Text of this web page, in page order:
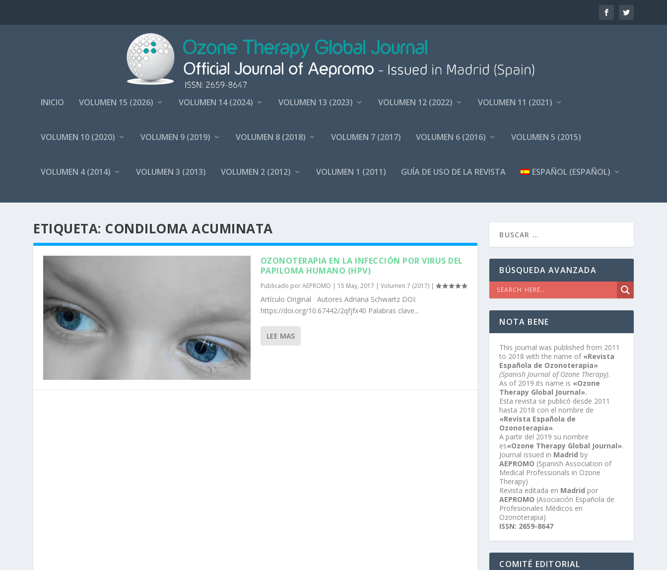
INICIO VOLUMEN 15 (2026) VOLUMEN 14 (2024) VOLUMEN 13 (2023) VOLUMEN 12 (2022) VOLUMEN 11 (2021)
VOLUMEN 10 (2020) VOLUMEN 9 (2019) VOLUMEN 8 (2018) VOLUMEN 7 (2017) VOLUMEN 6 (2016) VOLUMEN 5 (2015)
VOLUMEN 4 (2014) VOLUMEN 3 (2013) VOLUMEN 2 (2012) VOLUMEN 1 (2011) GUÍA DE USO DE LA REVISTA ESPAÑOL (ESPAÑOL)
ETIQUETA: CONDILOMA ACUMINATA
OZONOTERAPIA EN LA INFECCIÓN POR VIRUS DEL
PAPILOMA HUMANO (HPV)
Publicado porAEPROMO | 15 May, 2017 | Volumen 7 (2017)|
Artículo Original Autores Adriana Schwartz DOI:
https://doi.org/10.67442/2qfjfx40 Palabras clave...
LEE MAS
BÚSQUEDA AVANZADA
NOTA BENE
This journal was published from 2011
to 2018 with the name of «Revista
Española de Ozonoterapia»
(Spanish Journal of Ozone Therapy).
As of 2019 its name is «Ozone
Therapy Global Journal».
Esta revista se publicó desde 2011
hasta 2018 con el nombre de
«Revista Española de
Ozonoterapia».
A partir del 2019 su nombre
es«Ozone Therapy Global Journal».
Journal issued in Madrid by
AEPROMO (Spanish Association of
Medical Professionals in Ozone
Therapy)
Revista editada en Madrid por
AEPROMO (Asociación Española de
Profesionales Médicos en
Ozonoterapia)
ISSN: 2659-8647
COMITÉ EDITORIAL